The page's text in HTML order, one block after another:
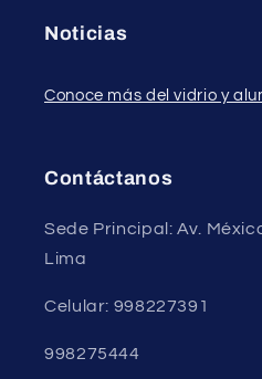
Noticias
Conoce más del vidrio y
Contáctanos
Sede Principal: Av.
Lima
Celular: 998227391
998275444